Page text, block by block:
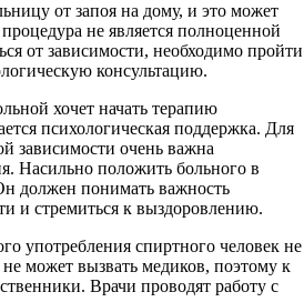
от запоя на дому, и это может
не является полноценной
от зависимости, необходимо пройти
консультацию.
хочет начать терапию
психологическая поддержка. Для
зависимости очень важна
Насильно положить больного в
должен понимать важность
и стремиться к выздоровлению.
употребления спиртного человек не
может вызвать медиков, поэтому к
Врачи проводят работу с